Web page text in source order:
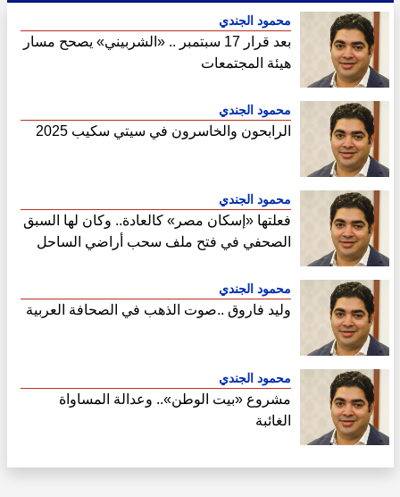
محمود الجندي
بعد قرار 17 سبتمبر .. «الشربيني» يصحح مسار
هيئة المجتمعات
محمود الجندي
الرابحون والخاسرون في سيتي سكيب 2025
محمود الجندي
فعلتها «إسكان مصر» كالعادة.. وكان لها السبق
الصحفي في فتح ملف سحب أراضي الساحل
محمود الجندي
وليد فاروق ..صوت الذهب في الصحافة العربية
محمود الجندي
مشروع «بيت الوطن».. وعدالة المساواة
الغائبة